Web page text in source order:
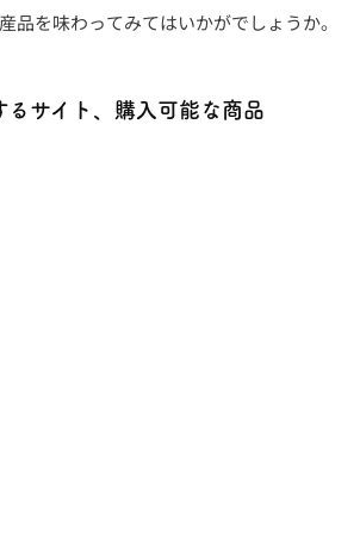
品を味わってみてはいかがでしょうか。
るサイト、購入可能な商品